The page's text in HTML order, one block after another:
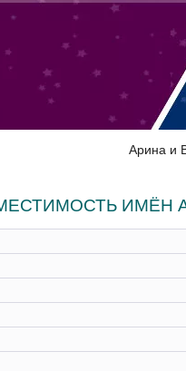
Арина и
ИМЁН